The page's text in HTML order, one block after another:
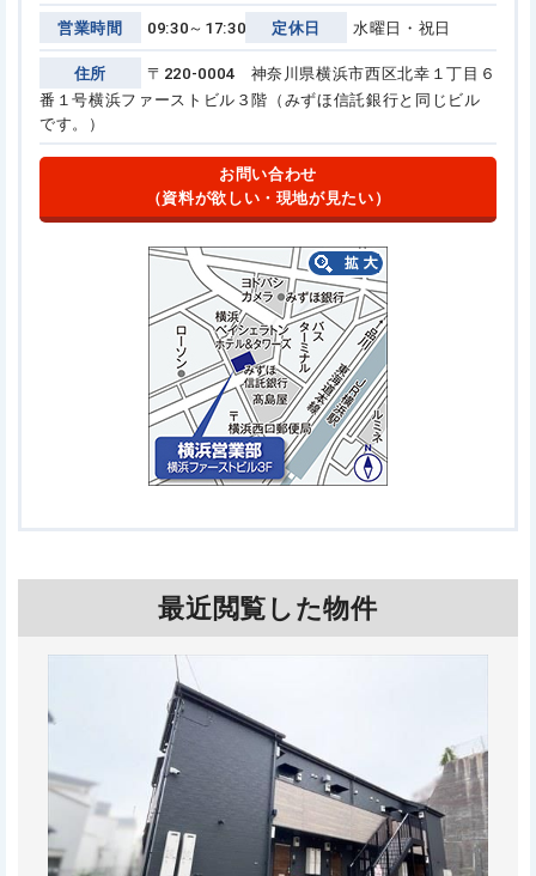
営業時間 09:30～17:30 定休日 水曜日・祝日
住所
〒220-0004 神奈川県横浜市西区北幸１丁目６
番１号横浜ファーストビル３階（みずほ信託銀行と同じビル
です。）
お問い合わせ
（資料が欲しい・現地が見たい）
最近閲覧した物件